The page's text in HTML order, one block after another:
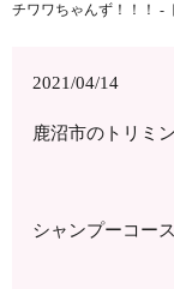
チワワちゃんず！！！ -
2021/04/14
鹿沼市のトリミ
シャンプーコー